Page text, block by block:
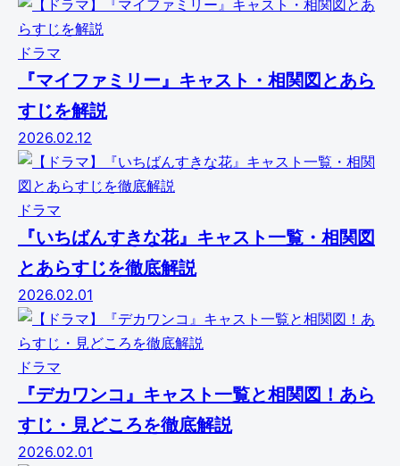
ドラマ
『マイファミリー』キャスト・相関図とあら
すじを解説
2026.02.12
ドラマ
『いちばんすきな花』キャスト一覧・相関図
とあらすじを徹底解説
2026.02.01
ドラマ
『デカワンコ』キャスト一覧と相関図！あら
すじ・見どころを徹底解説
2026.02.01